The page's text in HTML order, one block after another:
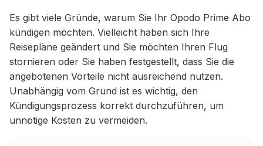
Es gibt viele Gründe, warum Sie Ihr Opodo Prime Abo
kündigen möchten. Vielleicht haben sich Ihre
Reisepläne geändert und Sie möchten Ihren Flug
stornieren oder Sie haben festgestellt, dass Sie die
angebotenen Vorteile nicht ausreichend nutzen.
Unabhängig vom Grund ist es wichtig, den
Kündigungsprozess korrekt durchzuführen, um
unnötige Kosten zu vermeiden.